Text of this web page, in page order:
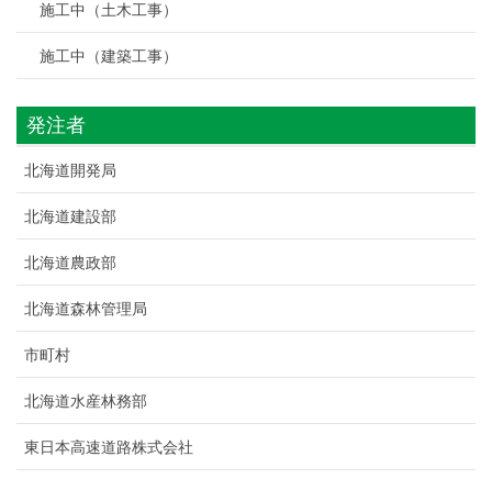
施工中（土木工事）
施工中（建築工事）
発注者
北海道開発局
北海道建設部
北海道農政部
北海道森林管理局
市町村
北海道水産林務部
東日本高速道路株式会社